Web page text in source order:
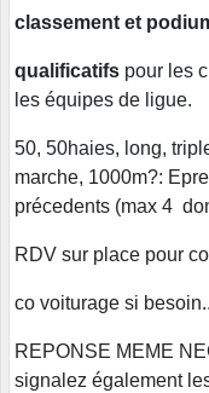
classement et
qualificatifs pour les
les équipes de ligue.
50, 50haies, long,
marche, 1000m?:
précedents (max 4
RDV sur place pour
co voiturage si
REPONSE MEME
signalez également